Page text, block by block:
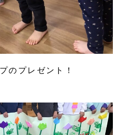
のプレゼント！